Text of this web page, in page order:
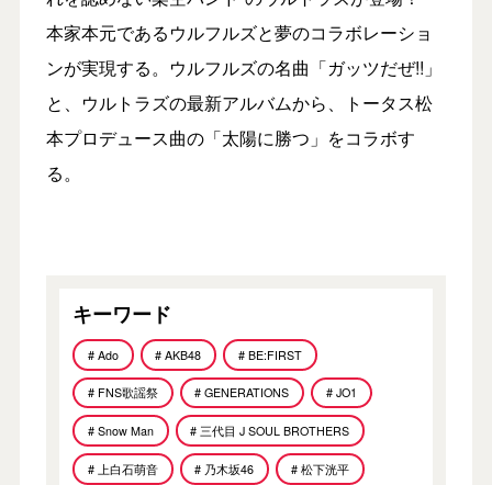
本家本元であるウルフルズと夢のコラボレーショ
ンが実現する。ウルフルズの名曲「ガッツだぜ!!」
と、ウルトラズの最新アルバムから、トータス松
本プロデュース曲の「太陽に勝つ」をコラボす
る。
キーワード
# Ado # AKB48 # BE:FIRST
# FNS歌謡祭 # GENERATIONS # JO1
# Snow Man # 三代目 J SOUL BROTHERS
# 上白石萌音 # 乃木坂46 # 松下洸平